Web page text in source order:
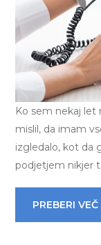
Ko sem nekaj let
mislil, da imam
izgledalo, kot da
podjetjem nikjer
PREBERI VEČ